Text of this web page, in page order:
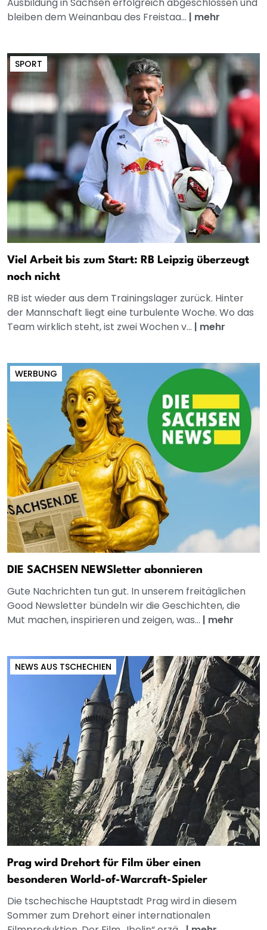
bleiben dem Weinanbau des Freistaa... | mehr
SPORT
Viel Arbeit bis zum Start: RB Leipzig überzeugt
noch nicht
RB ist wieder aus dem Trainingslager zurück. Hinter
der Mannschaft liegt eine turbulente Woche. Wo das
Team wirklich steht, ist zwei Wochen v... | mehr
WERBUNG
DIE SACHSEN NEWSletter abonnieren
Gute Nachrichten tun gut. In unserem freitäglichen
Good Newsletter bündeln wir die Geschichten, die
Mut machen, inspirieren und zeigen, was... | mehr
NEWS AUS TSCHECHIEN
Prag wird Drehort für Film über einen
besonderen World-of-Warcraft-Spieler
Die tschechische Hauptstadt Prag wird in diesem
Sommer zum Drehort einer internationalen